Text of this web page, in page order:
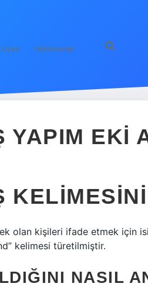
Hakkımızda
YAPIM EKI
olan kişileri ifade etmek için
kelimesi türetilmiştir.
NASIL